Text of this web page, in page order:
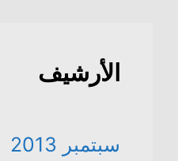
الأرشيف
سبتمبر 2013